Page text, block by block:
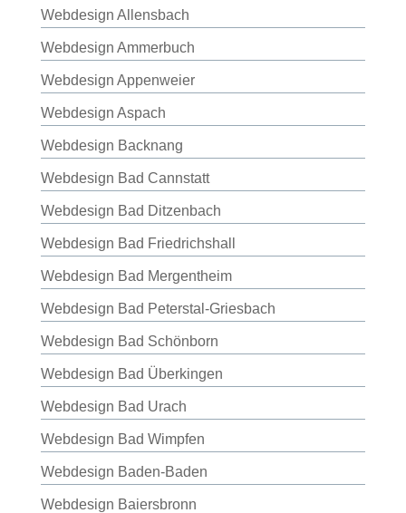
Webdesign Allensbach
Webdesign Ammerbuch
Webdesign Appenweier
Webdesign Aspach
Webdesign Backnang
Webdesign Bad Cannstatt
Webdesign Bad Ditzenbach
Webdesign Bad Friedrichshall
Webdesign Bad Mergentheim
Webdesign Bad Peterstal-Griesbach
Webdesign Bad Schönborn
Webdesign Bad Überkingen
Webdesign Bad Urach
Webdesign Bad Wimpfen
Webdesign Baden-Baden
Webdesign Baiersbronn